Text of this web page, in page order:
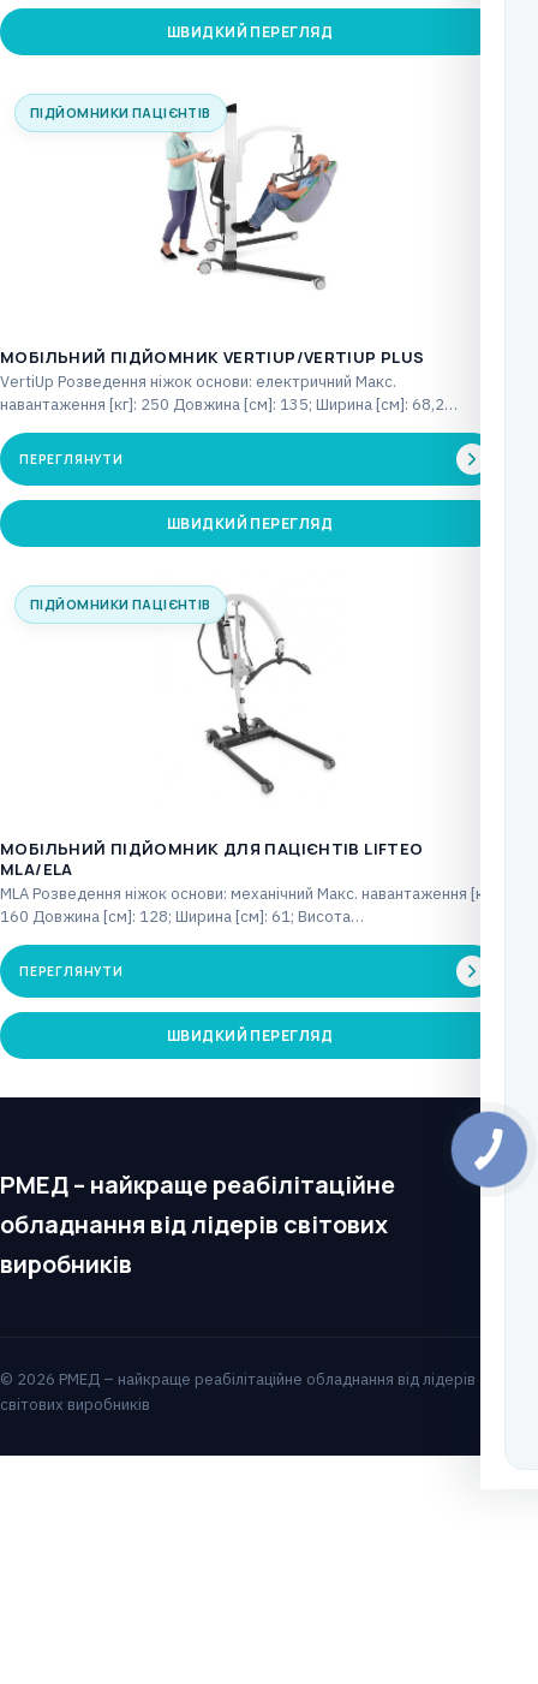
ШВИДКИЙ ПЕРЕГЛЯД
ПІДЙОМНИКИ ПАЦІЄНТІВ
МОБІЛЬНИЙ ПІДЙОМНИК VERTIUP/VERTIUP PLUS
VertiUp Розведення ніжок основи: електричний Макс.
навантаження [кг]: 250 Довжина [см]: 135; Ширина [см]: 68,2
Висота…
ПЕРЕГЛЯНУТИ
ШВИДКИЙ ПЕРЕГЛЯД
ПІДЙОМНИКИ ПАЦІЄНТІВ
МОБІЛЬНИЙ ПІДЙОМНИК ДЛЯ ПАЦІЄНТІВ LIFTEO
MLA/ELA
MLA Розведення ніжок основи: механічний Макс. навантаження [кг]:
160 Довжина [см]: 128; Ширина [см]: 61; Висота…
ПЕРЕГЛЯНУТИ
ШВИДКИЙ ПЕРЕГЛЯД
РМЕД – найкраще реабілітаційне
обладнання від лідерів світових
виробників
© 2026 РМЕД – найкраще реабілітаційне обладнання від лідерів
світових виробників